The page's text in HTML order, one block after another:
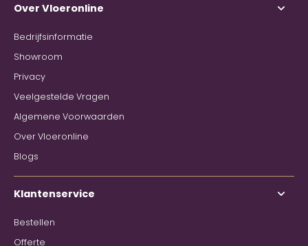
Over Vloeronline
Bedrijfsinformatie
Showroom
Privacy
Veelgestelde Vragen
Algemene Voorwaarden
Over Vloeronline
Blogs
Klantenservice
Bestellen
Offerte